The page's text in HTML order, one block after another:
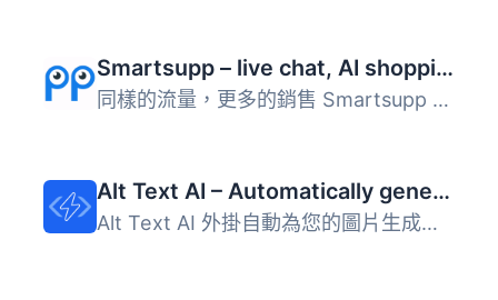
Smartsupp – live chat, AI shopping assistant and chatbots
同樣的流量，更多的銷售 Smartsupp 是您的個人購物助手。它結...
Alt Text AI – Automatically generate image alt text for SEO and accessibility
Alt Text AI 外掛自動為您的圖片生成替代文字，提升 SEO 和無...